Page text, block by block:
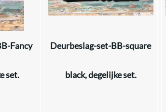
Fancy
set.
Deurbeslag-set-BB-square
black, degelijke set.